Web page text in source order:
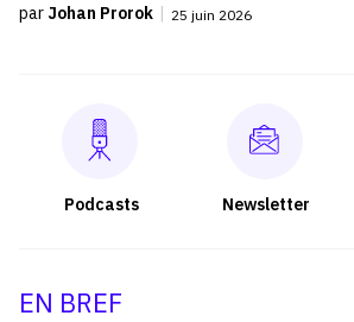
par Johan Prorok | 25 juin 2026
Podcasts Newsletter
EN BREF